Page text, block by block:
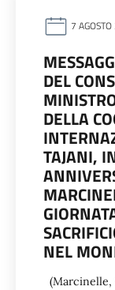
7
DEL
DELLA
TAJANI,
NEL
(Marcinelle,